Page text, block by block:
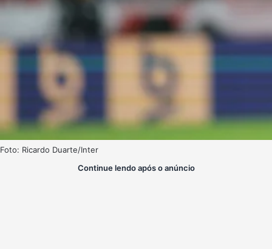
Foto: Ricardo Duarte/Inter
Continue lendo após o anúncio